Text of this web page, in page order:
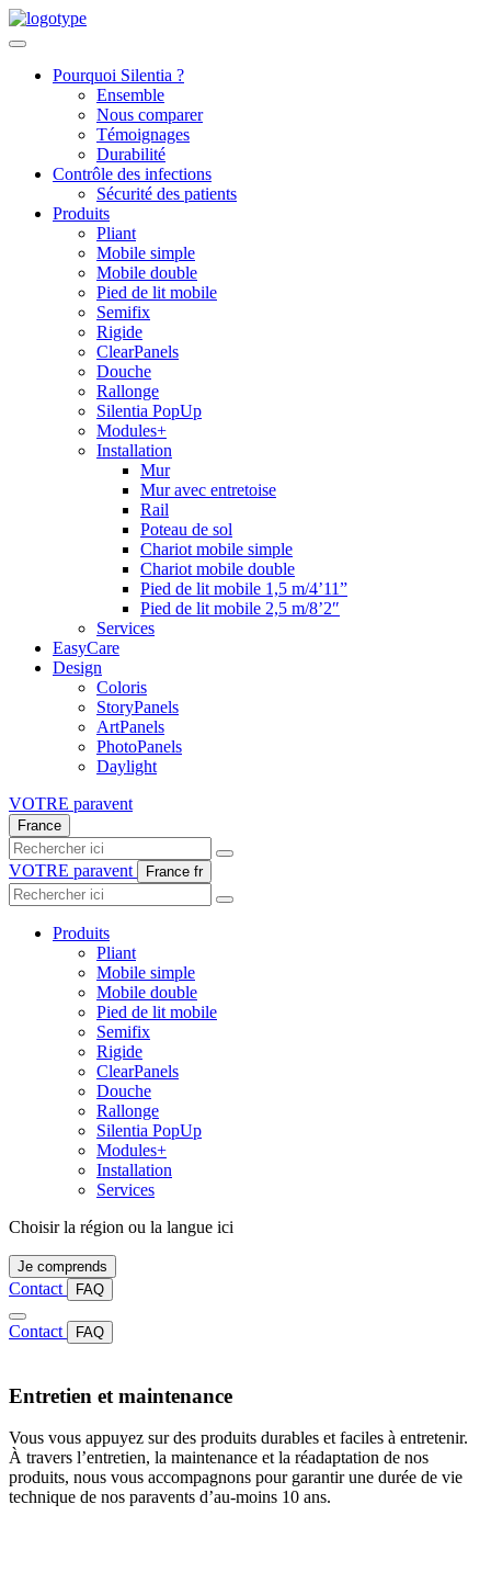
Skip
to
Pourquoi Silentia ?
Ensemble
Nous comparer
Témoignages
Durabilité
Contrôle des infections
Sécurité des patients
Produits
Pliant
Mobile simple
Mobile double
Pied de lit mobile
Semifix
Rigide
ClearPanels
Douche
Rallonge
Silentia PopUp
Modules+
Installation
Mur
Mur avec entretoise
Rail
Poteau de sol
Chariot mobile simple
Chariot mobile double
Pied de lit mobile 1,5 m/4’11”
Pied de lit mobile 2,5 m/8’2″
Services
EasyCare
Design
Coloris
StoryPanels
ArtPanels
PhotoPanels
Daylight
VOTRE paravent
France
Search
here
VOTRE paravent France fr
Search
here
Produits
Pliant
Mobile simple
Mobile double
Pied de lit mobile
Semifix
Rigide
ClearPanels
Douche
Rallonge
Silentia PopUp
Modules+
Installation
Services
Choisir la région ou la langue ici
Je comprends
Contact FAQ
Contact FAQ
Entretien et maintenance
Vous vous appuyez sur des produits durables et faciles à entretenir.
À travers l’entretien, la maintenance et la réadaptation de nos
produits, nous vous accompagnons pour garantir une durée de vie
technique de nos paravents d’au-moins 10 ans.